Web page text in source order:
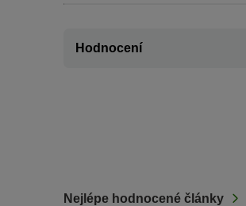
Hodnocení
Nejlépe hodnocené články